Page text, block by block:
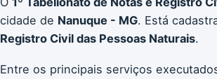
cidade de Nanuque - MG. Está
Registro Civil das Pessoas Naturais.
Entre os principais serviços